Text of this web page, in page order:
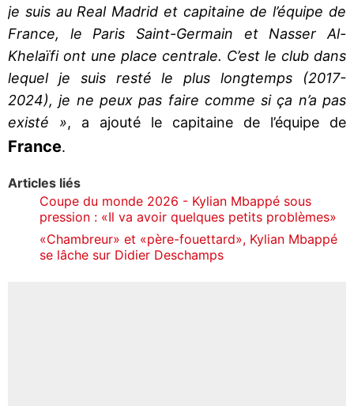
je suis au Real Madrid et capitaine de l’équipe de
France, le Paris Saint-Germain et Nasser Al-
Khelaïfi ont une place centrale. C’est le club dans
lequel je suis resté le plus longtemps (2017-
2024), je ne peux pas faire comme si ça n’a pas
existé », a ajouté le capitaine de l’équipe de
France.
Articles liés
Coupe du monde 2026 - Kylian Mbappé sous
pression : «Il va avoir quelques petits problèmes»
«Chambreur» et «père-fouettard», Kylian Mbappé
se lâche sur Didier Deschamps